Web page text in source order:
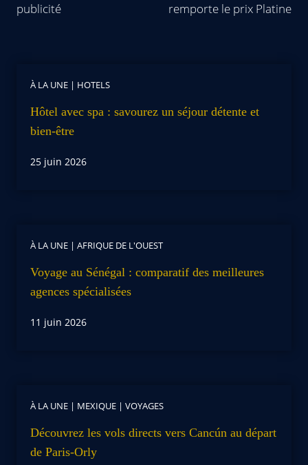
publicité
remporte le prix Platine
À LA UNE | HOTELS
Hôtel avec spa : savourez un séjour détente et
bien-être
25 juin 2026
À LA UNE | AFRIQUE DE L'OUEST
Voyage au Sénégal : comparatif des meilleures
agences spécialisées
11 juin 2026
À LA UNE | MEXIQUE | VOYAGES
Découvrez les vols directs vers Cancún au départ
de Paris-Orly